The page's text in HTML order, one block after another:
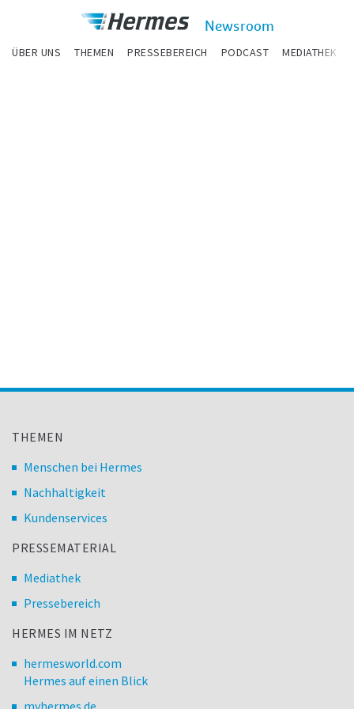
Newsroom
ÜBER UNS THEMEN PRESSEBEREICH PODCAST MEDIATHEK
THEMEN
Menschen bei Hermes
Nachhaltigkeit
Kundenservices
PRESSEMATERIAL
Mediathek
Pressebereich
HERMES IM NETZ
hermesworld.com
Hermes auf einen Blick
myhermes.de